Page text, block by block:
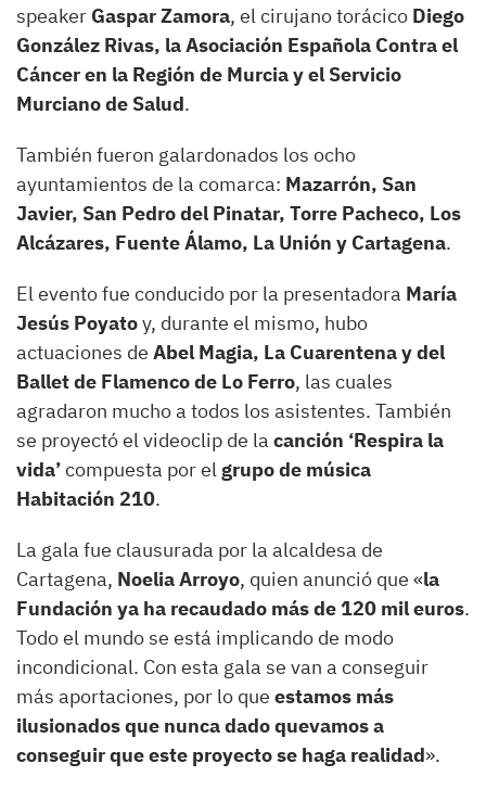
speaker Gaspar Zamora, el cirujano torácico Diego
González Rivas, la Asociación Española Contra el
Cáncer en la Región de Murcia y el Servicio
Murciano de Salud.
También fueron galardonados los ocho
ayuntamientos de la comarca: Mazarrón, San
Javier, San Pedro del Pinatar, Torre Pacheco, Los
Alcázares, Fuente Álamo, La Unión y Cartagena.
El evento fue conducido por la presentadora María
Jesús Poyatoy, durante el mismo, hubo
actuaciones de Abel Magia, La Cuarentena y del
Ballet de Flamenco de Lo Ferro, las cuales
agradaron mucho a todos los asistentes. También
se proyectó el videoclip de la canción ‘Respira la
vida’compuesta por el grupo de música
Habitación 210.
La gala fue clausurada por la alcaldesa de
Cartagena, Noelia Arroyo, quien anunció que «la
Fundación ya ha recaudado más de 120 mil euros.
Todo el mundo se está implicando de modo
incondicional. Con esta gala se van a conseguir
más aportaciones, por lo que estamos más
ilusionados que nunca dado quevamos a
conseguir que este proyecto se haga realidad».